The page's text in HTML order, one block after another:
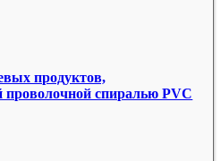
продуктов,
спиралью PVC